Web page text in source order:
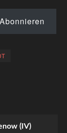
Abonnieren
(IV)